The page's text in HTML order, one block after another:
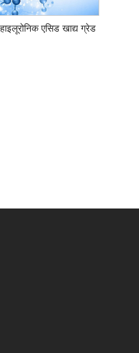
हाइलूरोनिक एसिड खाद्य ग्रेड